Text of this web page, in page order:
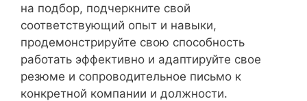
на подбор, подчеркните свой
соответствующий опыт и навыки,
продемонстрируйте свою способность
работать эффективно и адаптируйте свое
резюме и сопроводительное письмо к
конкретной компании и должности.